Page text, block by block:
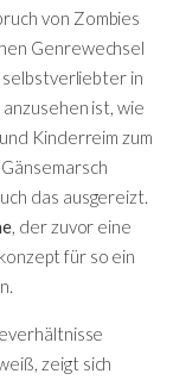
von Zombies
Genrewechsel
selbstverliebter in
ist, wie
Kinderreim zum
das ausgereizt.
, der zuvor eine
für so ein
zeigt sich